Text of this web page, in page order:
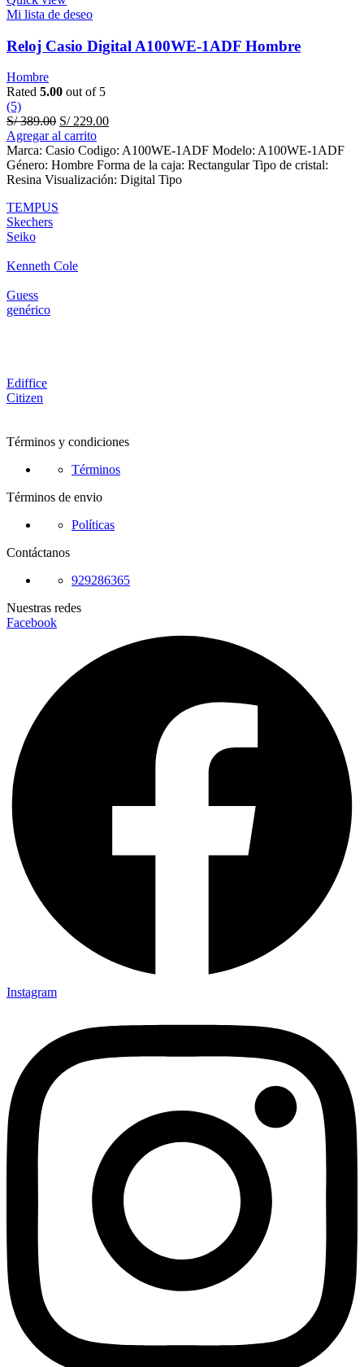
Mi lista de deseo
Reloj Casio Digital A100WE-1ADF Hombre
Hombre
Rated 5.00 out of 5
(5)
S/389.00 Original
price
was:
S/ 389.00.
S/229.00Current
is:
S/ 229.00.
Agregar al carrito
Marca: Casio Codigo: A100WE-1ADF Modelo: A100WE-1ADF
Género: Hombre Forma de la caja: Rectangular Tipo de cristal:
Resina Visualización: Digital Tipo
TEMPUS
Skechers
Seiko
Kenneth Cole
Guess
genérico
Ediffice
Citizen
Términos y condiciones
Términos
Términos de envio
Políticas
Contáctanos
929286365
Nuestras redes
Facebook
Instagram